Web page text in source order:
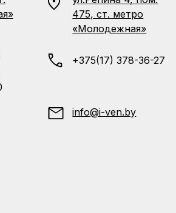
475, ст. метро
«Молодежная»
+375(17) 378-36-27
info@i-ven.by